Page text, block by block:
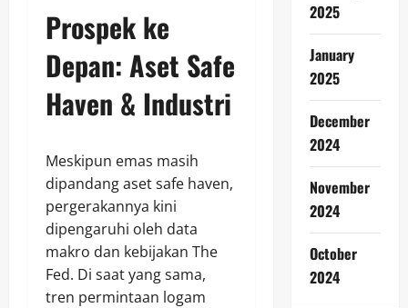
Prospek ke
Depan: Aset Safe
Haven & Industri
Meskipun emas masih
dipandang aset safe haven,
pergerakannya kini
dipengaruhi oleh data
makro dan kebijakan The
Fed. Di saat yang sama,
tren permintaan logam
2025
January
2025
December
2024
November
2024
October
2024